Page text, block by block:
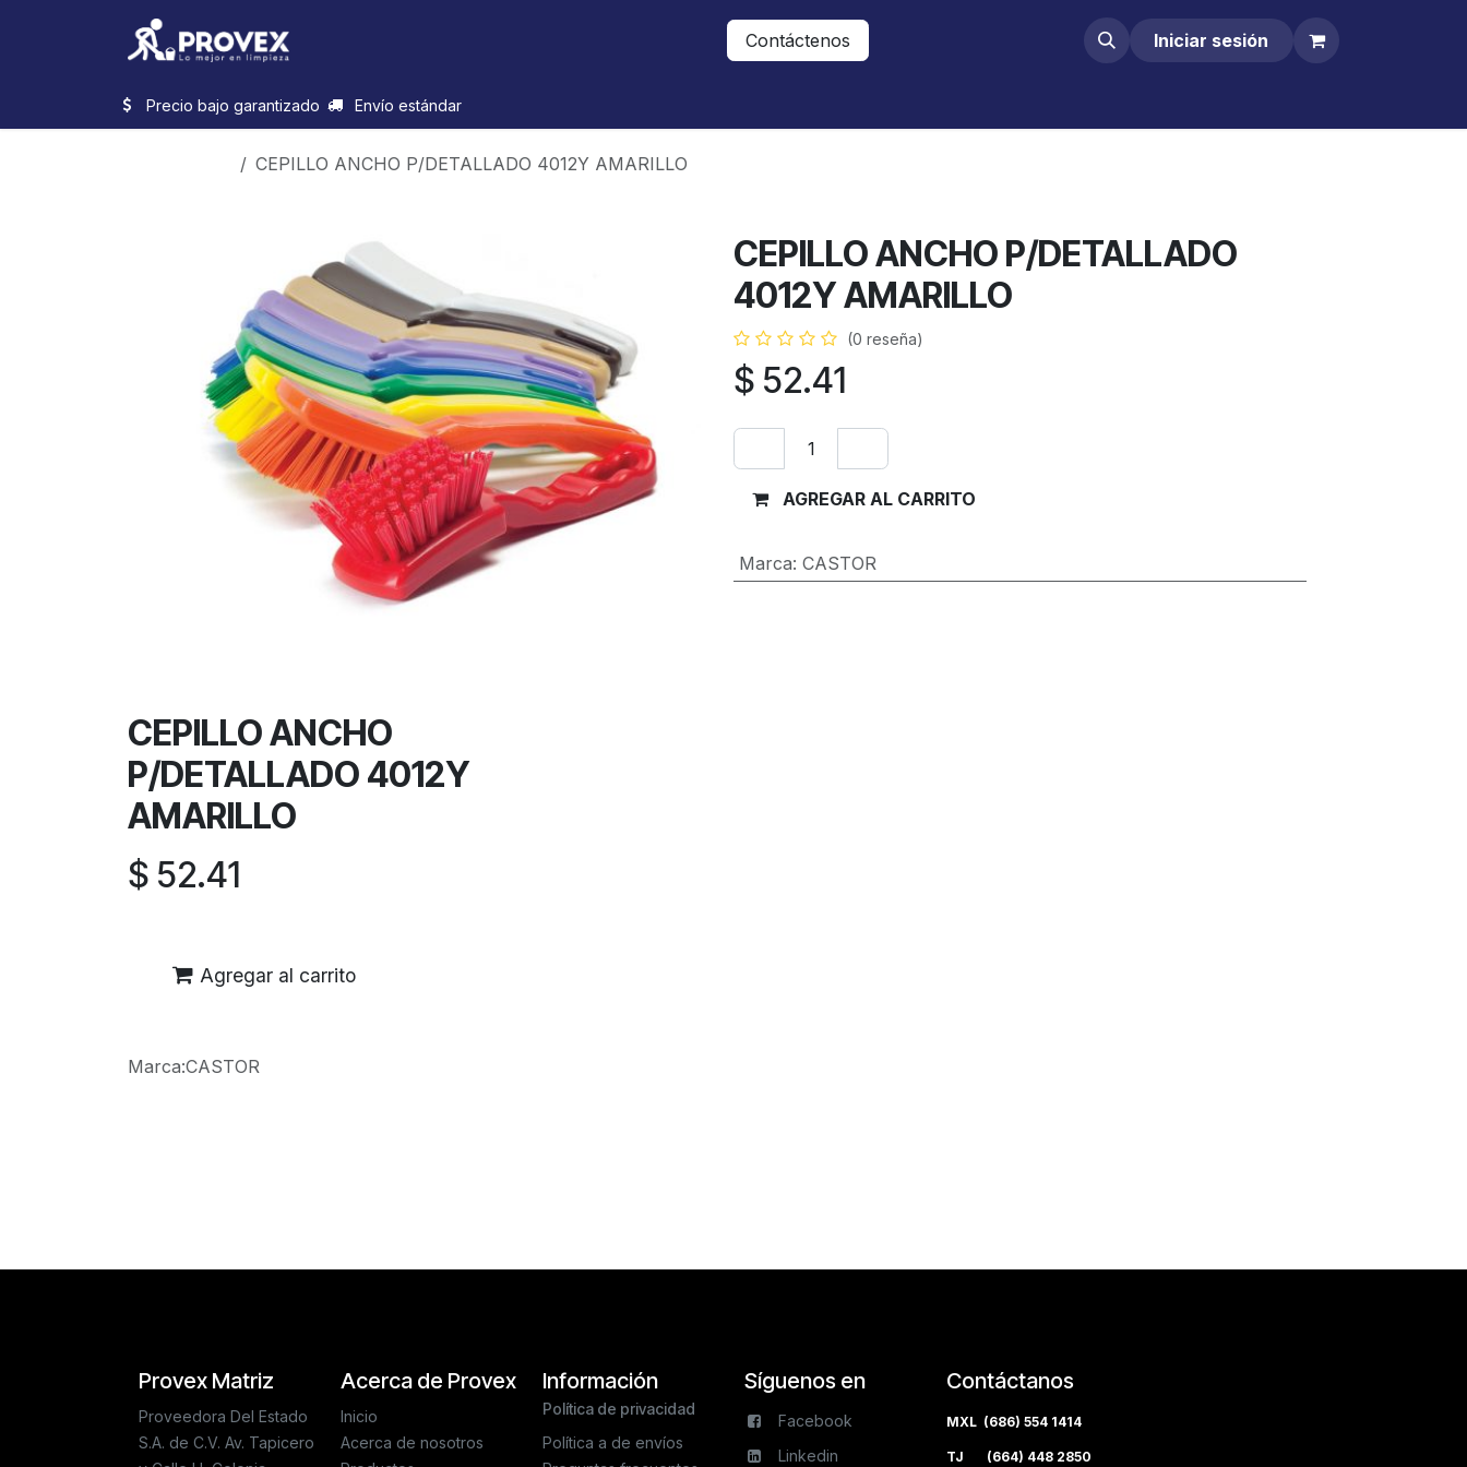
Contáctenos Iniciar sesión
Precio bajo garantizado Envío estándar
CEPILLO ANCHO P/DETALLADO 4012Y AMARILLO
CEPILLO ANCHO P/DETALLADO
4012Y AMARILLO
(0 reseña)
$ 52.41
AGREGAR AL CARRITO
Marca: CASTOR
CEPILLO ANCHO
P/DETALLADO 4012Y
AMARILLO
$ 52.41
Agregar al carrito
Marca:CASTOR
Acerca de Provex
Inicio
Acerca de nosotros
Síguenos en
Facebook
Linkedin
Provex Matriz
Proveedora Del Estado
S.A. de C.V. Av. Tapicero
Información
Política de privacidad
Política a de envíos
Contáctanos
MXL (686) 554 1414
TJ (664) 448 2850